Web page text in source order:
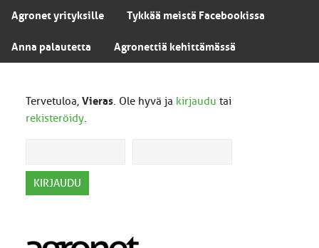
Agronet yrityksille Tykkää meistä Facebookissa
Anna palautetta Agronettiä kehittämässä
Tervetuloa, Vieras. Ole hyvä ja kirjaudu tai
rekisteröidy.